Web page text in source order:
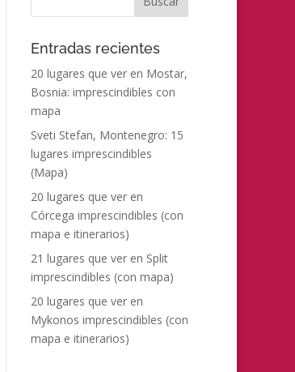
Entradas recientes
20 lugares que ver en Mostar,
Bosnia: imprescindibles con
mapa
Sveti Stefan, Montenegro: 15
lugares imprescindibles
(Mapa)
20 lugares que ver en
Córcega imprescindibles (con
mapa e itinerarios)
21 lugares que ver en Split
imprescindibles (con mapa)
20 lugares que ver en
Mykonos imprescindibles (con
mapa e itinerarios)